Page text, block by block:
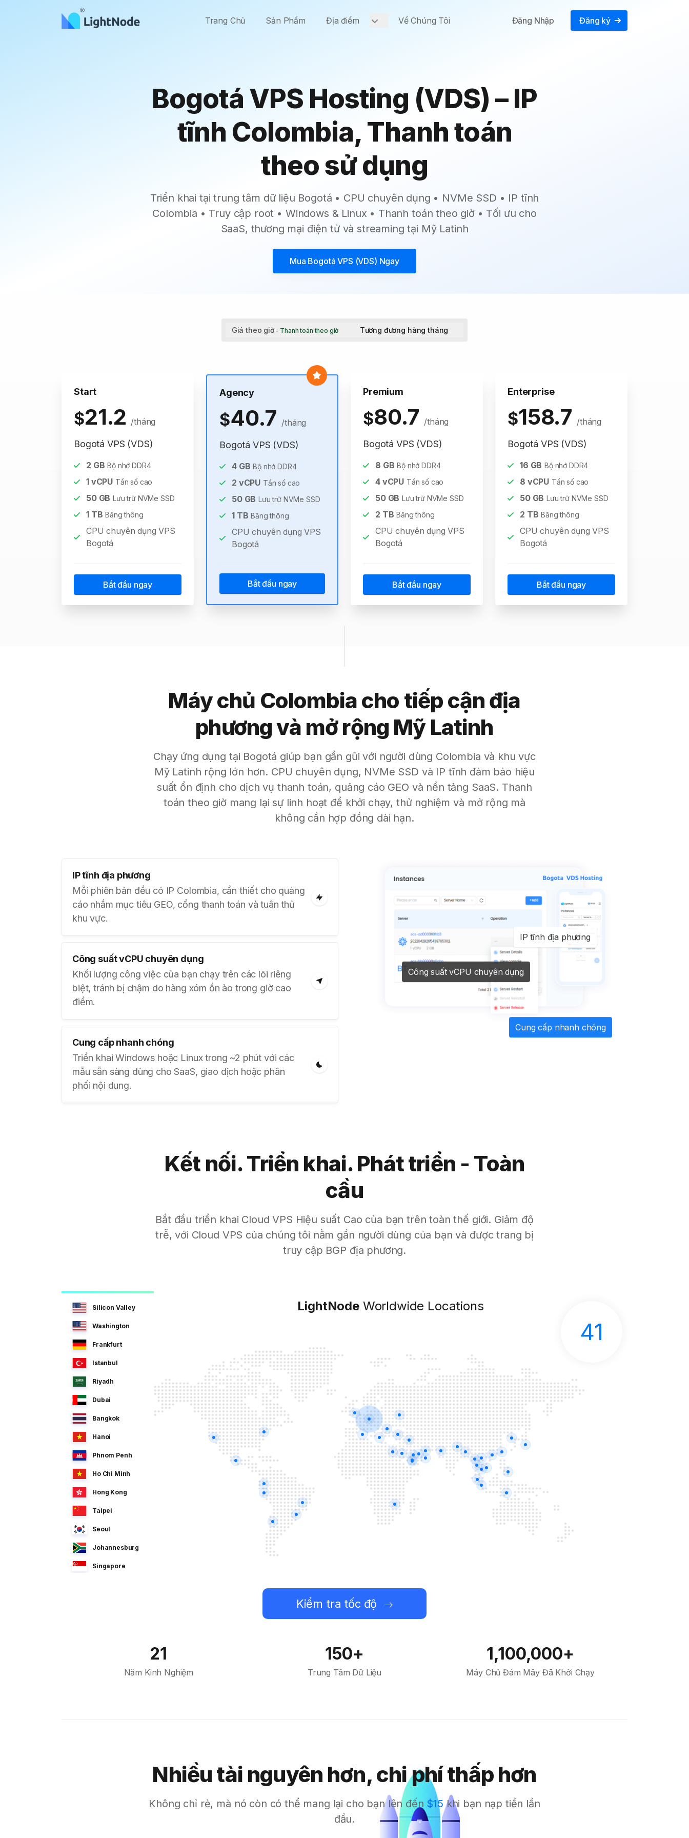
Trang Chủ Sản Phẩm Địa điểm Về Chúng Tôi Đăng Nhập Đăng ký
Bogotá VPS Hosting (VDS) – IP
tĩnh Colombia, Thanh toán
theo sử dụng
Triển khai tại trung tâm dữ liệu Bogotá • CPU chuyên dụng • NVMe SSD • IP tĩnh
Colombia • Truy cập root • Windows & Linux • Thanh toán theo giờ • Tối ưu cho
SaaS, thương mại điện tử và streaming tại Mỹ Latinh
Mua Bogotá VPS (VDS) Ngay
Giá theo giờ - Thanh toán theo giờ Tương đương hàng tháng
Start
$21.2 /tháng
Bogotá VPS (VDS)
2 GB Bộ nhớ DDR4
1vCPU Tần số cao
50GB Lưu trữ NVMe SSD
1TB Băng thông
CPU chuyên dụng VPS
Bogotá
Bắt đầu ngay
Agency
$40.7 /tháng
Bogotá VPS (VDS)
4GB Bộ nhớ DDR4
2 vCPU Tần số cao
50GB Lưu trữ NVMe SSD
1TB Băng thông
CPU chuyên dụng VPS
Bogotá
Bắt đầu ngay
Premium
$80.7 /tháng
Bogotá VPS (VDS)
8 GB Bộ nhớ DDR4
4vCPU Tần số cao
50GB Lưu trữ NVMe SSD
2 TB Băng thông
CPU chuyên dụng VPS
Bogotá
Bắt đầu ngay
Enterprise
$158.7 /tháng
Bogotá VPS (VDS)
16 GB Bộ nhớ DDR4
8 vCPU Tần số cao
50GB Lưu trữ NVMe SSD
2 TB Băng thông
CPU chuyên dụng VPS
Bogotá
Bắt đầu ngay
Máy chủ Colombia cho tiếp cận địa
phương và mở rộng Mỹ Latinh
Chạy ứng dụng tại Bogotá giúp bạn gần gũi với người dùng Colombia và khu vực
Mỹ Latinh rộng lớn hơn. CPU chuyên dụng, NVMe SSD và IP tĩnh đảm bảo hiệu
suất ổn định cho dịch vụ thanh toán, quảng cáo GEO và nền tảng SaaS. Thanh
toán theo giờ mang lại sự linh hoạt để khởi chạy, thử nghiệm và mở rộng mà
không cần hợp đồng dài hạn.
IP tĩnh địa phương
Mỗi phiên bản đều có IP Colombia, cần thiết cho quảng
cáo nhắm mục tiêu GEO, cổng thanh toán và tuân thủ
khu vực.
Công suất vCPU chuyên dụng
Khối lượng công việc của bạn chạy trên các lõi riêng
biệt, tránh bị chậm do hàng xóm ồn ào trong giờ cao
điểm.
Cung cấp nhanh chóng
Triển khai Windows hoặc Linux trong ~2 phút với các
mẫu sẵn sàng dùng cho SaaS, giao dịch hoặc phân
phối nội dung.
IP tĩnh địa phương
Công suất vCPU chuyên dụng
Cung cấp nhanh chóng
Kết nối. Triển khai. Phát triển - Toàn
cầu
Bắt đầu triển khai Cloud VPS Hiệu suất Cao của bạn trên toàn thế giới. Giảm độ
trễ, với Cloud VPS của chúng tôi nằm gần người dùng của bạn và được trang bị
truy cập BGP địa phương.
Silicon Valley
Washington
Frankfurt
Istanbul
Riyadh
Dubai
Bangkok
Hanoi
Phnom Penh
Ho Chi Minh
Hong Kong
Taipei
Seoul
Johannesburg
Singapore
LightNode Worldwide Locations
41
Kiểm tra tốc độ
21
Năm Kinh Nghiệm
150+
Trung Tâm Dữ Liệu
1,100,000+
Máy Chủ Đám Mây Đã Khởi Chạy
Nhiều tài nguyên hơn, chi phí thấp hơn
Không chỉ rẻ, mà nó còn có thể mang lại cho bạn lên đến $15 khi bạn nạp tiền lần
đầu.